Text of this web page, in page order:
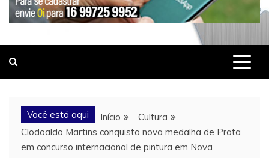
Você está aqui Início
Cultura
Clodoaldo Martins conquista nova medalha de Prata
em concurso internacional de pintura em Nova